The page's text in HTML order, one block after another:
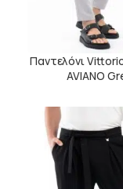
Παντελόνι
AVIANO